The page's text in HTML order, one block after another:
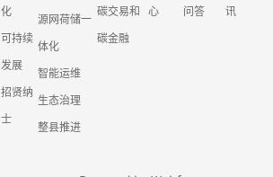
化
可持续
发展
招贤纳
士
源网荷储一
体化
智能运维
生态治理
整县推进
碳交易和
碳金融
心
问答
讯